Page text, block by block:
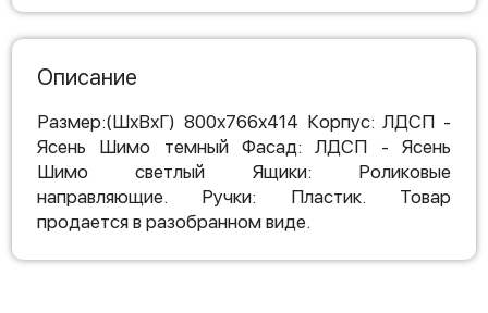
Описание
Размер:(ШхВхГ) 800х766х414 Корпус: ЛДСП -
Ясень Шимо темный Фасад: ЛДСП - Ясень
Шимо светлый Ящики: Роликовые
направляющие. Ручки: Пластик. Товар
продается в разобранном виде.